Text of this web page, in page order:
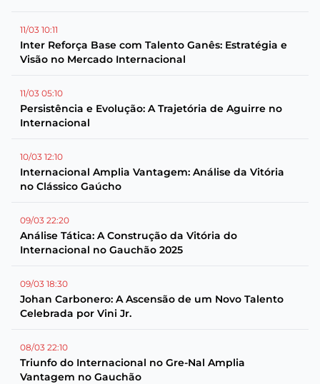
11/03 10:11
Inter Reforça Base com Talento Ganês: Estratégia e
Visão no Mercado Internacional
11/03 05:10
Persistência e Evolução: A Trajetória de Aguirre no
Internacional
10/03 12:10
Internacional Amplia Vantagem: Análise da Vitória
no Clássico Gaúcho
09/03 22:20
Análise Tática: A Construção da Vitória do
Internacional no Gauchão 2025
09/03 18:30
Johan Carbonero: A Ascensão de um Novo Talento
Celebrada por Vini Jr.
08/03 22:10
Triunfo do Internacional no Gre-Nal Amplia
Vantagem no Gauchão